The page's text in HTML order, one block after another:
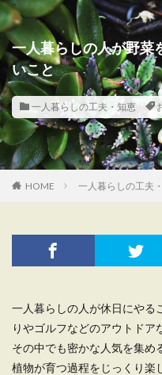
一人暮らしの人が野菜
いこと
一人暮らしの工夫・知恵
HOME 一人暮らしの工夫
一人暮らしの人が休日にやる
りやゴルフなどのアウトドア
その中でも密かな人気を集め
植物が育つ過程をじっくり楽